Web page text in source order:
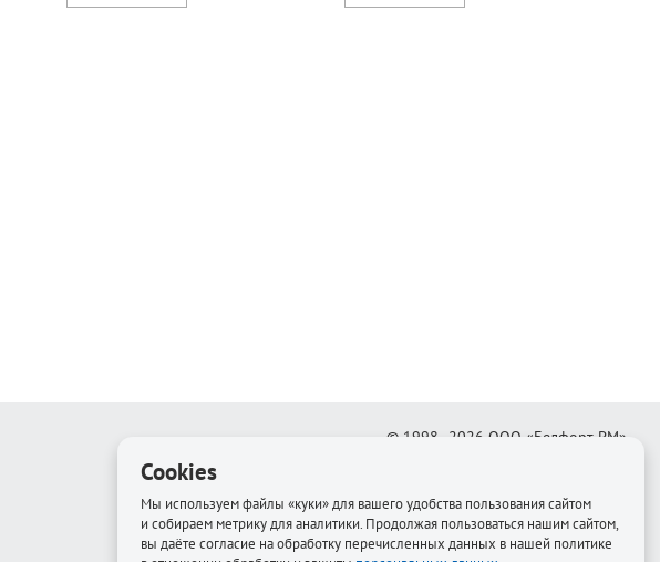
© 1998–2026 ООО «Белфорт-РМ»
Cookies
Мы используем файлы «куки» для вашего удобства пользования сайтом
и собираем метрику для аналитики. Продолжая пользоваться нашим сайтом,
вы даёте согласие на обработку перечисленных данных в нашей политике